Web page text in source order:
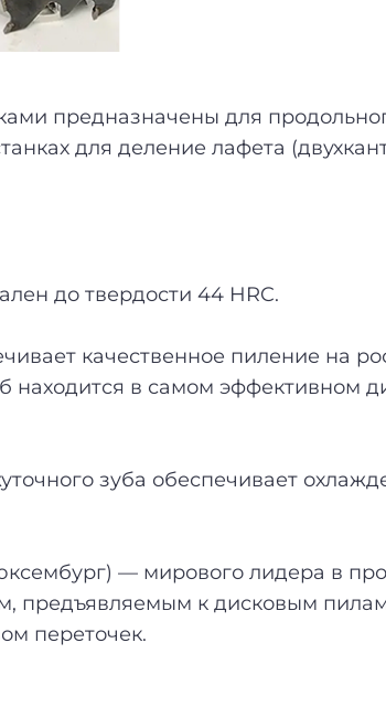
предназначены для
для деление лафета
до твердости 44 HRC.
качественное пиление на
в самом эффективном
зуба обеспечивает
— мирового лидера в
предъявляемым к дисковым
переточек.